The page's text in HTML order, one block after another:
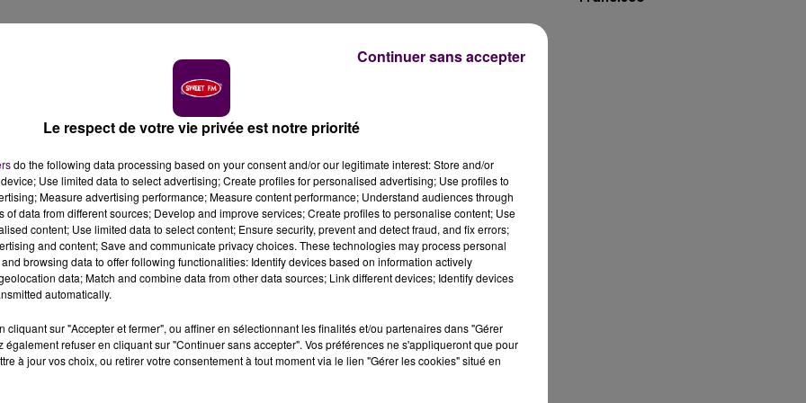
présidentielle qu'il juge très tardive, Jean-Carles
la Sarthe, relève des avancées concrètes et appelle
d'Emmanuel Macron au bout d'un mois de
attende quatre semaines, que la France soit mise à
à intervenir, à tenter de répondre aux
gravité qu’on s’est demandé si elle n’allait pas
que le chef de l’Etat réagisse !"confie à Sweet FM
heures après une allocution au cours de laquelle
dès janvier prochain, une annulation de la hausse de
euros ou encore une défiscalisation complète des
Le respect de votre vie privée est notre priorité
do the following data processing based on your consent and/or our legitimate interest: Store and/or
Use limited data to select advertising; Create profiles for personalised advertising; Use profiles to
Measure advertising performance; Measure content performance; Understand audiences through
of data from different sources; Develop and improve services; Create profiles to personalise content; Use
content; Use limited data to select content; Ensure security, prevent and detect fraud, and fix errors;
and content; Save and communicate privacy choices. These technologies may process personal
browsing data to offer following functionalities: Identify devices based on information actively
data; Match and combine data from other data sources; Link different devices; Identify devices
automatically.
cliquant sur "Accepter et fermer", ou affiner en sélectionnant les finalités et/ou partenaires dans "Gérer
également refuser en cliquant sur "Continuer sans accepter". Vos préférences ne s'appliqueront que pour
à jour vos choix, ou retirer votre consentement à tout moment via le lien "Gérer les cookies" situé en
Continuer sans accepter